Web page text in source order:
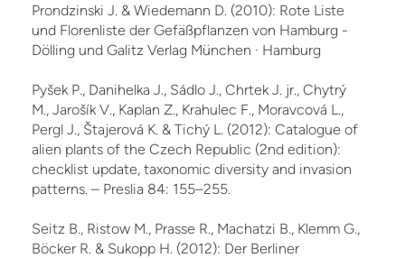
Prondzinski J. & Wiedemann D. (2010): Rote Liste
und Florenliste der Gefäßpflanzen von Hamburg -
Dölling und Galitz Verlag München · Hamburg
Pyšek P., Danihelka J., Sádlo J., Chrtek J. jr., Chytrý
M., Jarošík V., Kaplan Z., Krahulec F., Moravcová L.,
Pergl J., Štajerová K. & Tichý L. (2012): Catalogue of
alien plants of the Czech Re­public (2nd edition):
checklist update, taxonomic diversity and invasion
patterns. – Preslia 84: 155–255.
Seitz B., Ristow M., Prasse R., Machatzi B., Klemm G.,
Böcker R. & Sukopp H. (2012): Der Berliner